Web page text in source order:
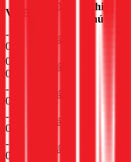
Đơn
Ghi
chú
-
cái
-
cái
-
cái
-
cái
-
cái